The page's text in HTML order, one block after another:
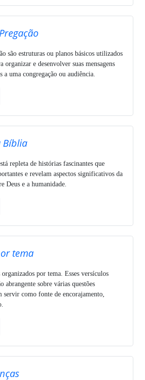
são estruturas ou planos básicos utilizados
organizar e desenvolver suas mensagens
a uma congregação ou audiência.
Bíblia
repleta de histórias fascinantes que
e revelam aspectos significativos da
Deus e a humanidade.
tema
por tema. Esses versículos
abrangente sobre várias questões
servir como fonte de encorajamento,